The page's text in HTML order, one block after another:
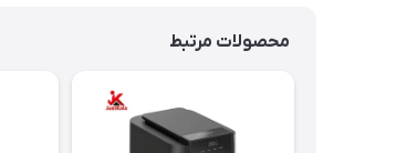
محصولات مرتبط